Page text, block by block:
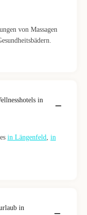
von Massagen
in
in Längenfeld, in
in